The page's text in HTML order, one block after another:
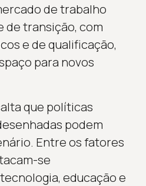
de trabalho
de transição, com
e de qualificação,
para novos
que políticas
podem
Entre os fatores
se
educação e